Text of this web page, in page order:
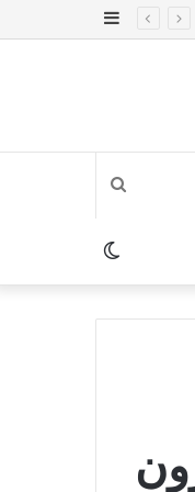
إضافة
بحث
عنالوضع
المظلم